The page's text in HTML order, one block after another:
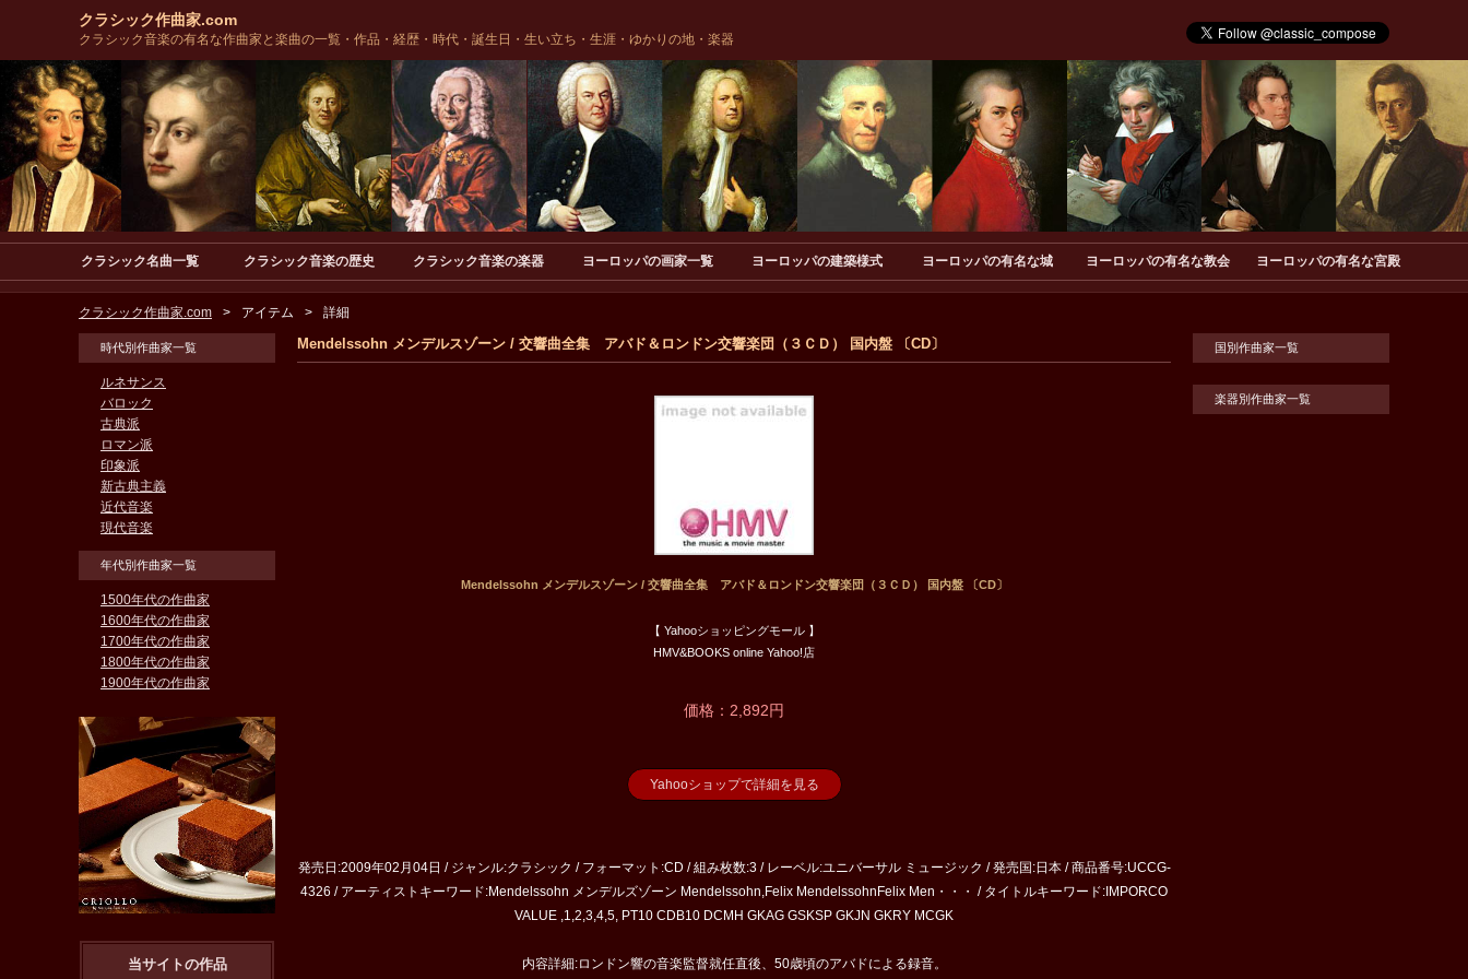
クラシック作曲家.com
クラシック音楽の有名な作曲家と楽曲の一覧・作品・経歴・時代・誕生日・生い立ち・生涯・ゆかりの地・楽器
クラシック名曲一覧 クラシック音楽の歴史 クラシック音楽の楽器 ヨーロッパの画家一覧 ヨーロッパの建築様式 ヨーロッパの有名な城 ヨーロッパの有名な教会 ヨーロッパの有名な宮殿
クラシック作曲家.com アイテム 詳細
Mendelssohn メンデルスゾーン / 交響曲全集 アバド＆ロンドン交響楽団（３ＣＤ） 国内盤 〔CD〕
Mendelssohn メンデルスゾーン / 交響曲全集 アバド＆ロンドン交響楽団（３ＣＤ） 国内盤 〔CD〕
【 Yahooショッピングモール 】
HMV&BOOKS online Yahoo!店
価格：2,892円
Yahooショップで詳細を見る
発売日:2009年02月04日 / ジャンル:クラシック / フォーマット:CD / 組み枚数:3 / レーベル:ユニバーサル ミュージック / 発売国:日本 / 商品番号:UCCG-
4326 / アーティストキーワード:Mendelssohn メンデルズゾーン Mendelssohn,Felix MendelssohnFelix Men・・・ / タイトルキーワード:IMPORCO
VALUE ,1,2,3,4,5, PT10 CDB10 DCMH GKAG GSKSP GKJN GKRY MCGK
内容詳細:ロンドン響の音楽監督就任直後、50歳頃のアバドによる録音。
時代別作曲家一覧
ルネサンス
バロック
古典派
ロマン派
印象派
新古典主義
近代音楽
現代音楽
年代別作曲家一覧
1500年代の作曲家
1600年代の作曲家
1700年代の作曲家
1800年代の作曲家
1900年代の作曲家
当サイトの作品
国別作曲家一覧
楽器別作曲家一覧